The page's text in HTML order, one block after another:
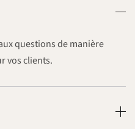
questions de manière
vos clients.